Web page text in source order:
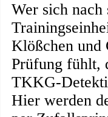
Wer sich nach
Klößchen und
Prüfung fühlt,
TKKG-
Hier werden